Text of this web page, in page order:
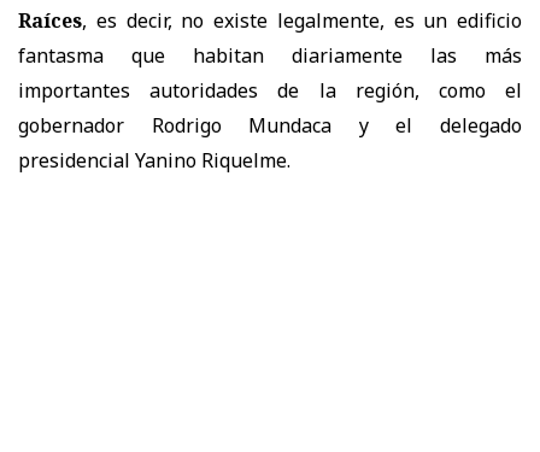
Raíces, es decir, no existe legalmente, es un edificio
fantasma que habitan diariamente las más
importantes autoridades de la región, como el
gobernador Rodrigo Mundaca y el delegado
presidencial Yanino Riquelme.